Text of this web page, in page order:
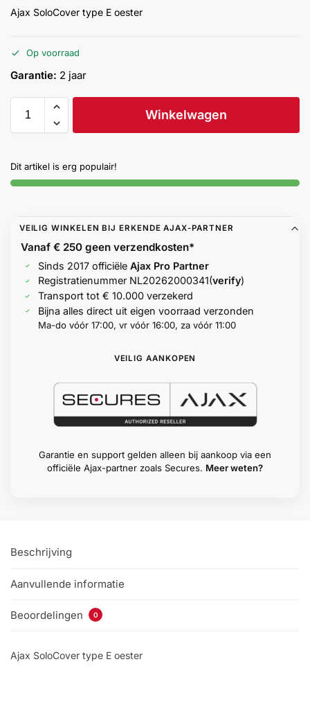
Inbraakbeveiliging
Merken
Help &
Ajax SoloCover type E oester
Op voorraad
Garantie: 2 jaar
Winkelwagen
Dit artikel is erg populair!
VEILIG WINKELEN BIJ ERKENDE AJAX-PARTNER
Vanaf € 250 geenverzendkosten*
Sinds 2017 officiële Ajax Pro Partner
Registratienummer NL20262000341(verify)
Transport tot € 10.000 verzekerd
Bijna alles direct uit eigen voorraad verzonden
Ma-do vóór 17:00, vr vóór 16:00, za vóór 11:00
VEILIG AANKOPEN
Garantie en support gelden alleen bij aankoop via een
officiële Ajax-partner zoals Secures. Meer weten?
Beschrijving
Aanvullende informatie
Beoordelingen 0
Ajax SoloCover type E oester